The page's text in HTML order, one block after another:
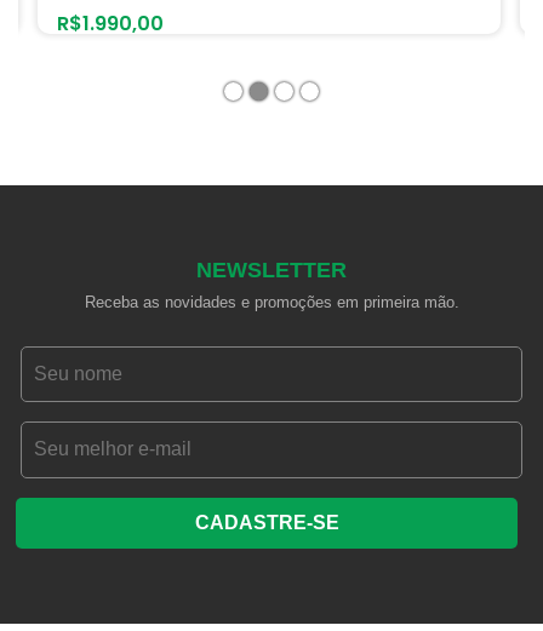
1 2 3 4
NEWSLETTER
Receba as novidades e promoções em primeira mão.
CADASTRE-SE